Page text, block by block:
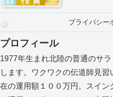
プライバシー
プロフィール
1977年生まれ北陸の普通のサ
します。ワクワクの伝道師見
在の運用額１００万円。スイ